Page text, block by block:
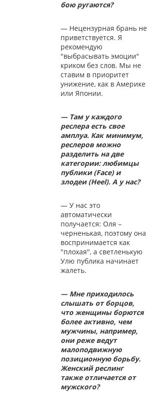
бою ругаются?
— Нецензурная брань не
приветствуется. Я
рекомендую
"выбрасывать эмоции"
криком без слов. Мы не
ставим в приоритет
унижение, как в Америке
или Японии.
— Там у каждого
реслера есть свое
амплуа. Как минимум,
реслеров можно
разделить на две
категории: любимцы
публики (Face) и
злодеи (Heel). А у нас?
— У нас это
автоматически
получается: Оля –
черненькая, поэтому она
воспринимается как
"плохая", а светленькую
Улю публика начинает
жалеть.
— Мне приходилось
слышать от борцов,
что женщины борются
более активно, чем
мужчины, например,
они реже ведут
малоподвижную
позиционную борьбу.
Женский реслинг
также отличается от
мужского?